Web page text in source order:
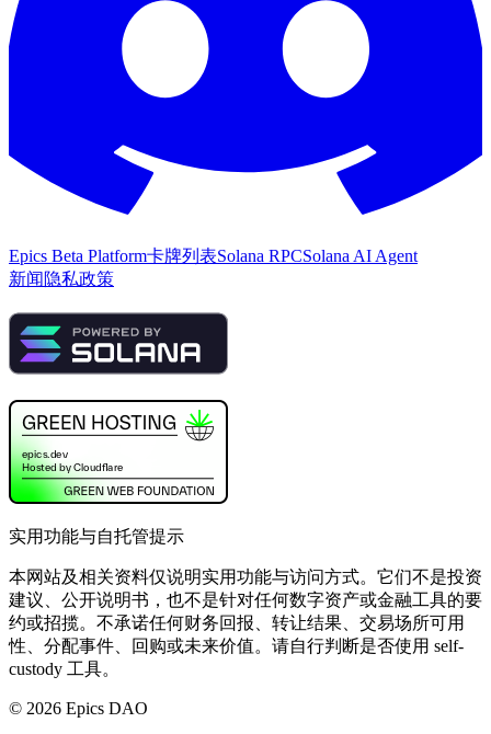
Epics Beta Platform卡牌列表Solana RPCSolana AI Agent
新闻 隐私政策
实用功能与自托管提示
本网站及相关资料仅说明实用功能与访问方式。它们不是投资
建议、公开说明书，也不是针对任何数字资产或金融工具的要
约或招揽。不承诺任何财务回报、转让结果、交易场所可用
性、分配事件、回购或未来价值。请自行判断是否使用 self-
custody 工具。
© 2026 Epics DAO